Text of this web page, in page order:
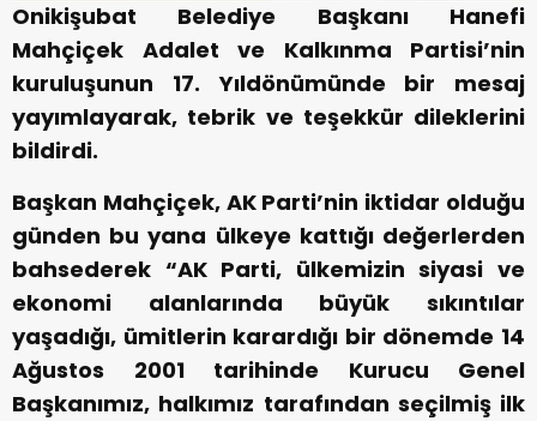
Onikişubat Belediye Başkanı Hanefi
Mahçiçek Adalet ve Kalkınma Partisi’nin
kuruluşunun 17. Yıldönümünde bir mesaj
yayımlayarak, tebrik ve teşekkür dileklerini
bildirdi.
Başkan Mahçiçek, AK Parti’nin iktidar olduğu
günden bu yana ülkeye kattığı değerlerden
bahsederek “AK Parti, ülkemizin siyasi ve
ekonomi alanlarında büyük sıkıntılar
yaşadığı, ümitlerin karardığı bir dönemde 14
Ağustos 2001 tarihinde Kurucu Genel
Başkanımız, halkımız tarafından seçilmiş ilk